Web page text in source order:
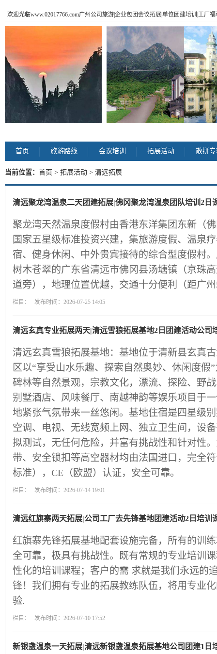
欢迎光临www.02017766.com广州公司旅游|企业包团会议拓展|单位团建培训|工厂
首页 旅游路线 会议培训 拓展活动 散拼
当前位置： 首页 > 拓展活动 > 清远拓展
清远聚龙湾温泉二天团建拓展|佛冈聚龙湾温泉团队培训2日
聚龙湾天然温泉度假村由香港东洋集团东新（
国家五星级标准投资兴建，集旅游度假、温泉
宿、健身休闲、中外贵宾接待的综合型度假村
树木苍翠的广东省清远市佛冈县汤塘镇（京珠
道旁），地理位置优越，交通十分便利（距广
栏目： 发布时间：2026-07-25 14:05
清远玄真专业拓展两天|清远雪狼拓展基地2日团建活动公司
清远玄真雪狼拓展基地：基地位于清新县玄真
区以“享受山水乐趣、探索自然奥妙、休闲度假
碑林等自然景观，宗教文化，漂流、探险、野
别墅酒店、风味餐厅、南越神韵等娱乐项目于
地紧张气氛带来一丝悠闲。基地住宿是四星级
空调、电视、无线宽频上网、独立卫生间，设
拟测试，无任何危险，并富有挑战性和针对性
带、安全锁扣等高空器材均由法国进口，完全
标准），CE（欧盟）认证，安全可靠。
栏目： 发布时间：2026-07-14 19:01
清远红旗寨两天拓展|公司工厂去先锋基地团建活动2日培训
红旗寨先锋拓展基地配套设施完备，所有的训
全可靠，极具有挑战性。既有常规的专业培训
性化的培训课程；客户的需 求就是我们永远的
锋！我们拥有专业的拓展教练队伍，将用专业
验.
栏目： 发布时间：2026-07-10 17:52
新银盏温泉一天拓展|清远新银盏温泉拓展基地公司团建1日